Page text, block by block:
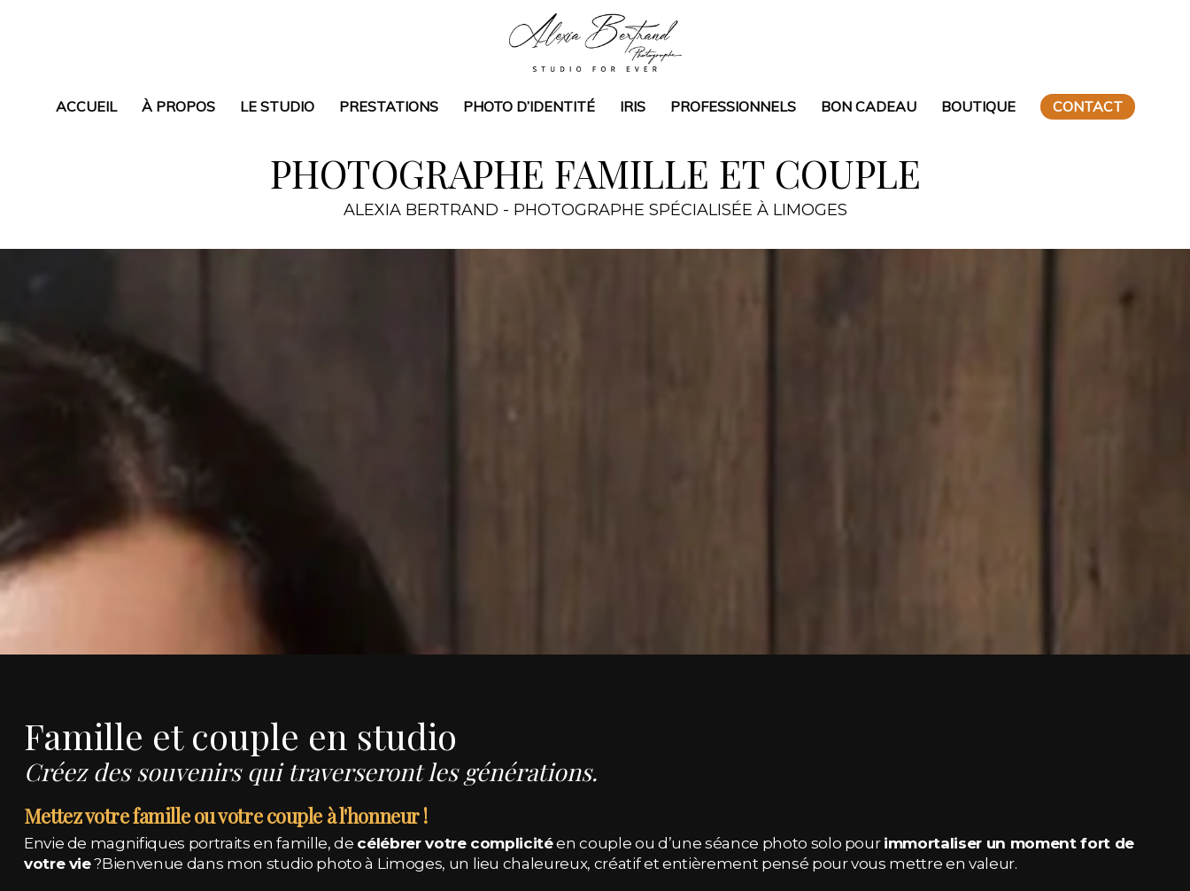
ACCUEIL À PROPOS LE STUDIO PRESTATIONS PHOTO D’IDENTITÉ IRIS PROFESSIONNELS BON CADEAU BOUTIQUE CONTACT
PHOTOGRAPHE FAMILLE ET COUPLE
ALEXIA BERTRAND - PHOTOGRAPHE SPÉCIALISÉE À LIMOGES
Famille et couple en studio
Créez des souvenirs qui traverseront les générations.
Mettez votre famille ou votre couple à l'honneur !
Envie de magnifiques portraits en famille, de célébrer votre complicitéen couple ou d’une séance photo solo pour immortaliser un moment fort de
votre vie?Bienvenue dans mon studio photo à Limoges, un lieu chaleureux, créatif et entièrement pensé pour vous mettre en valeur.